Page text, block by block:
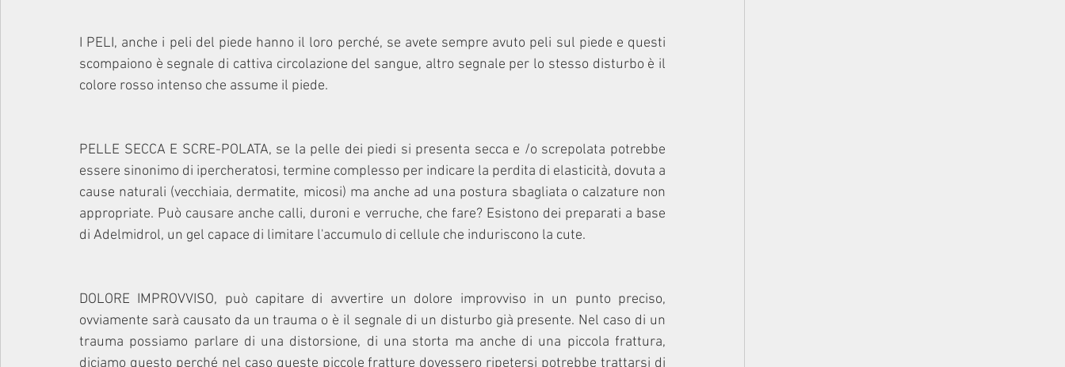
I PELI, anche i peli del piede hanno il loro perché, se avete sempre avuto peli sul piede e questi
scompaiono è segnale di cattiva circolazione del sangue, altro segnale per lo stesso disturbo è il
colore rosso intenso che assume il piede.
PELLE SECCA E SCRE-POLATA, se la pelle dei piedi si presenta secca e /o screpolata potrebbe
essere sinonimo di ipercheratosi, termine complesso per indicare la perdita di elasticità, dovuta a
cause naturali (vecchiaia, dermatite, micosi) ma anche ad una postura sbagliata o calzature non
appropriate. Può causare anche calli, duroni e verruche, che fare? Esistono dei preparati a base
di Adelmidrol, un gel capace di limitare l'accumulo di cellule che induriscono la cute.
DOLORE IMPROVVISO, può capitare di avvertire un dolore improvviso in un punto preciso,
ovviamente sarà causato da un trauma o è il segnale di un disturbo già presente. Nel caso di un
trauma possiamo parlare di una distorsione, di una storta ma anche di una piccola frattura,
diciamo questo perché nel caso queste piccole fratture dovessero ripetersi potrebbe trattarsi di